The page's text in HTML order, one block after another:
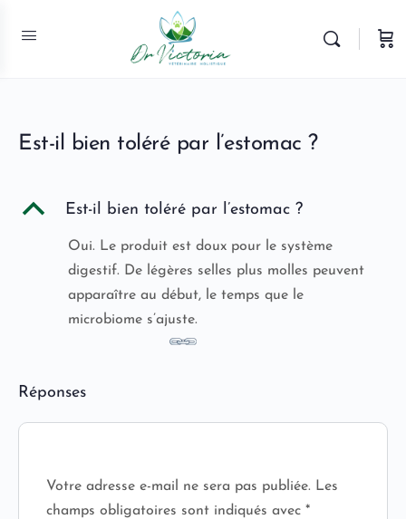
Est-il bien toléré par l’estomac ?
B Est-il bien toléré par l’estomac ?
Oui. Le produit est doux pour le système
digestif. De légères selles plus molles peuvent
apparaître au début, le temps que le
microbiome s’ajuste.
Réponses
Votre adresse e-mail ne sera pas publiée. Les
champs obligatoires sont indiqués avec *